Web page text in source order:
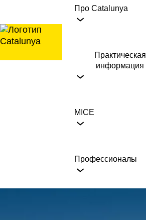
Про Catalunya
Практическая
информация
MICE
Профессионалы